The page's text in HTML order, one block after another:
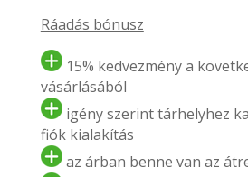
Ráadás bónusz
15% kedvezmény a
vásárlásából
igény szerint tárhelyhez
fiók kialakítás
az árban benne van az